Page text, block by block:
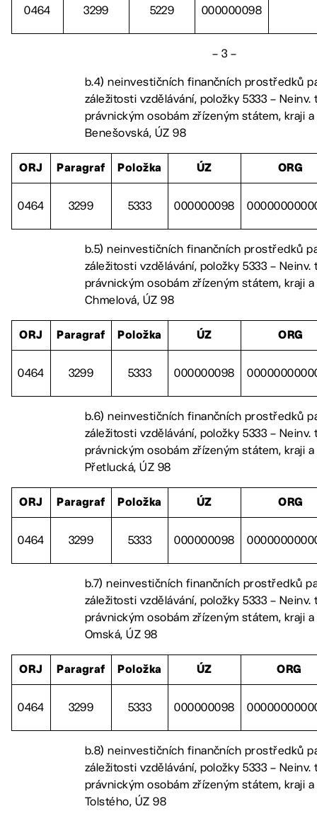
0464 3299 5229 000000098
– 3 –
b.4) neinvestičních finančních prostředků
záležitosti vzdělávání, položky 5333 –
právnickým osobám zřízeným státem, kraji a
Benešovská, ÚZ 98
ORJ Paragraf Položka ÚZ ORG
0464 3299 5333 000000098
b.5) neinvestičních finančních prostředků
záležitosti vzdělávání, položky 5333 –
právnickým osobám zřízeným státem, kraji a
Chmelová, ÚZ 98
ORJ Paragraf Položka ÚZ ORG
0464 3299 5333 000000098
b.6) neinvestičních finančních prostředků
záležitosti vzdělávání, položky 5333 –
právnickým osobám zřízeným státem, kraji a
Přetlucká, ÚZ 98
ORJ Paragraf Položka ÚZ ORG
0464 3299 5333 000000098
b.7) neinvestičních finančních prostředků
záležitosti vzdělávání, položky 5333 –
právnickým osobám zřízeným státem, kraji a
Omská, ÚZ 98
ORJ Paragraf Položka ÚZ ORG
0464 3299 5333 000000098
b.8) neinvestičních finančních prostředků
záležitosti vzdělávání, položky 5333 –
právnickým osobám zřízeným státem, kraji a
Tolstého, ÚZ 98